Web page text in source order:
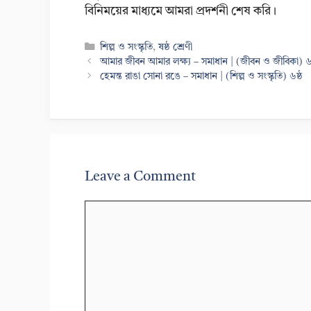
বিনিময়ের মাধ্যমে আমরা প্রদর্শনী শেষ করি।
Categories
শিল্প ও সংস্কৃতি,ষষ্ঠ শ্রেণী
আমার জীবন আমার লক্ষ্য – সমাধান | (জীবন ও জীবিকা)
হেমন্ত রাঙা সোনা রঙে – সমাধান | (শিল্প ও সংস্কৃতি) ৬ষ্ঠ
Leave a Comment